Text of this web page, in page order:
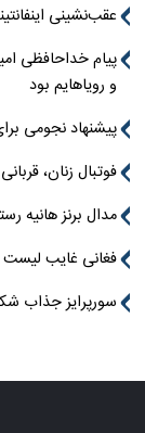
عقب‌نشینی
پیام خداحافظی
و رویاهایم بود
پیشنهاد نجومی
فوتبال زنان،
مدال برنز هانیه
فغانی غایب لیست
سورپرایز جذاب